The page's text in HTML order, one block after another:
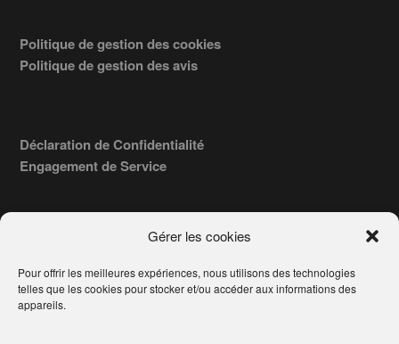
Gérer les cookies
Pour offrir les meilleures expériences, nous utilisons des technologies
telles que les cookies pour stocker et/ou accéder aux informations des
appareils.
Politique de gestion des cookies
Politique de gestion des avis
Déclaration de Confidentialité
Engagement de Service
COPYRIGHT © 2026 · TROUVERVOTREAVOCAT.COM, ÉDITÉ PAR
LA SOCIÉTÉAWATECH- 91, RUE DU FAUBOURG ST HONORÉ